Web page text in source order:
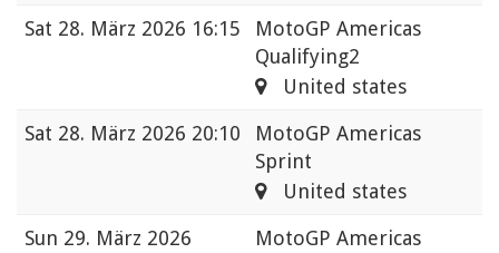
Sat 28. März 2026 16:15
MotoGP Americas
Qualifying2
United states
Sat 28. März 2026 20:10
MotoGP Americas
Sprint
United states
Sun 29. März 2026
MotoGP Americas